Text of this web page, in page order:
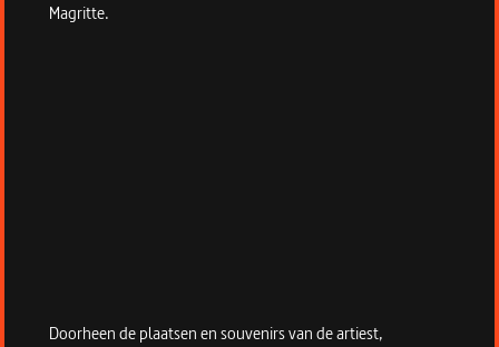
Magritte.
Doorheen de plaatsen en souvenirs van de artiest,